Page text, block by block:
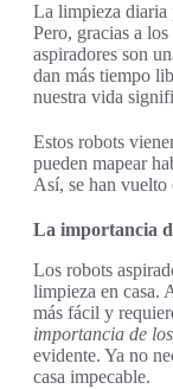
La limpieza diaria
Pero, gracias a
aspiradores son
dan más tiempo
nuestra vida
Estos robots
pueden mapear
Así, se han vuelto
La importancia
Los robots
limpieza en casa.
más fácil y
importancia de
evidente. Ya no
casa impecable.